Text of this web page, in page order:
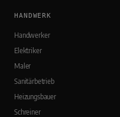
HANDWERK
Handwerker
Elektriker
Maler
Sanitärbetrieb
Heizungsbauer
Schreiner